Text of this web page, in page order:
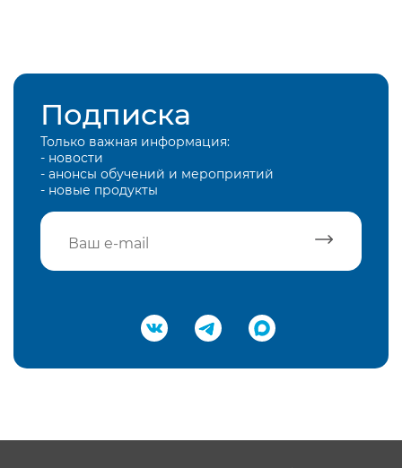
Подписка
Только важная информация:
- новости
- анонсы обучений и мероприятий
- новые продукты
Подтвердить e-mail